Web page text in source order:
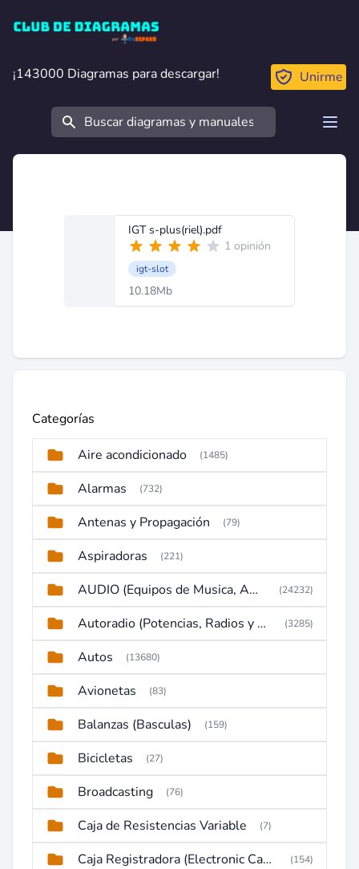
Club de Diagramas
¡143000 Diagramas para descargar!
¡143000 Diagramas para descargar! Unirme
Buscar
IGT s-plus(riel).pdf
1 opinión
igt-slot
10.18Mb
Categorías
Aire acondicionado (1485)
Alarmas (732)
Antenas y Propagación (79)
Aspiradoras (221)
AUDIO (Equipos de Musica, Amplificadores, Reproductores, Etc) (24232)
Autoradio (Potencias, Radios y DVD) (3285)
Autos (13680)
Avionetas (83)
Balanzas (Basculas) (159)
Bicicletas (27)
Broadcasting (76)
Caja de Resistencias Variable (7)
Caja Registradora (Electronic Cash Register) (154)